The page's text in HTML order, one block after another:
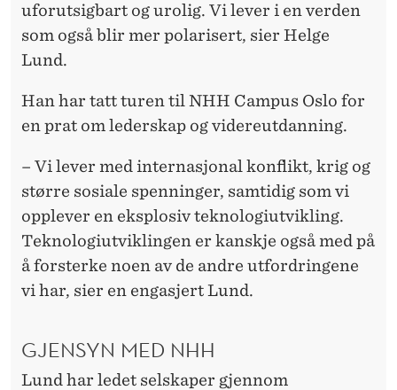
uforutsigbart og urolig. Vi lever i en verden
som også blir mer polarisert, sier Helge
Lund.
Han har tatt turen til NHH Campus Oslo for
en prat om lederskap og videreutdanning.
– Vi lever med internasjonal konflikt, krig og
større sosiale spenninger, samtidig som vi
opplever en eksplosiv teknologiutvikling.
Teknologiutviklingen er kanskje også med på
å forsterke noen av de andre utfordringene
vi har, sier en engasjert Lund.
GJENSYN MED NHH
Lund har ledet selskaper gjennom